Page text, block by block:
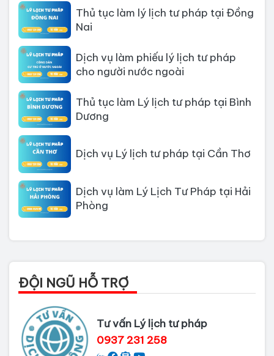
Thủ tục làm lý lịch tư pháp tại Đồng
Nai
Dịch vụ làm phiếu lý lịch tư pháp
cho người nước ngoài
Thủ tục làm Lý lịch tư pháp tại Bình
Dương
Dịch vụ Lý lịch tư pháp tại Cần Thơ
Dịch vụ làm Lý Lịch Tư Pháp tại Hải
Phòng
Thủ tục làm Lý Lịch Tư Pháp tại Hồ
Chí Minh
Thủ tục làm lý lịch tư pháp tại Đồng
Nai
ĐỘI NGŨ HỖ TRỢ
Tư vấn Lý lịch tư pháp
0937 231 258